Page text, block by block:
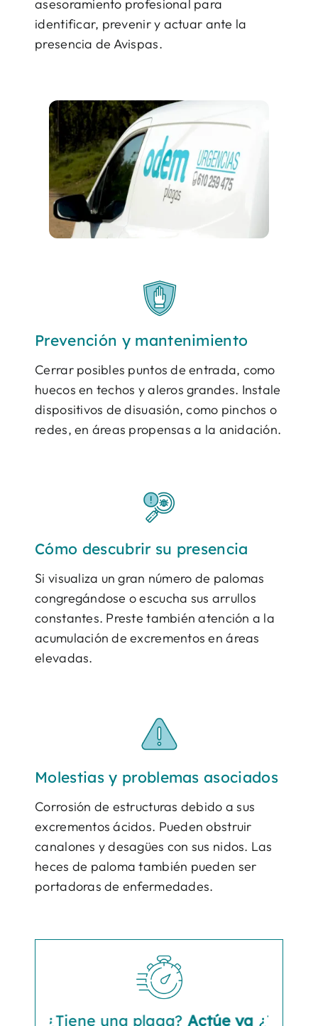
asesoramiento profesional para
identificar, prevenir y actuar ante la
presencia de Avispas.
Prevención y mantenimiento
Cerrar posibles puntos de entrada, como
huecos en techos y aleros grandes. Instale
dispositivos de disuasión, como pinchos o
redes, en áreas propensas a la anidación.
Cómo descubrir su presencia
Si visualiza un gran número de palomas
congregándose o escucha sus arrullos
constantes. Preste también atención a la
acumulación de excrementos en áreas
elevadas.
Molestias y problemas asociados
Corrosión de estructuras debido a sus
excrementos ácidos. Pueden obstruir
canalones y desagües con sus nidos. Las
heces de paloma también pueden ser
portadoras de enfermedades.
¿Tiene una plaga?Actúe ya ¿Tiene una